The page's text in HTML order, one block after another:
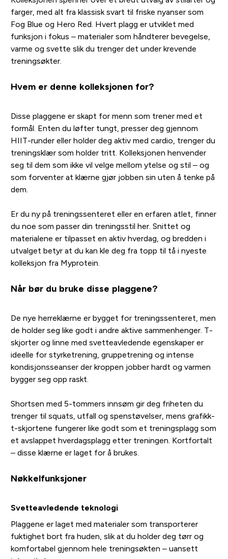
farger, med alt fra klassisk svart til friske nyanser som
Fog Blue og Hero Red. Hvert plagg er utviklet med
funksjon i fokus – materialer som håndterer bevegelse,
varme og svette slik du trenger det under krevende
treningsøkter.
Hvem er denne kolleksjonen for?
Disse plaggene er skapt for menn som trener med et
formål. Enten du løfter tungt, presser deg gjennom
HIIT-runder eller holder deg aktiv med cardio, trenger du
treningsklær som holder tritt. Kolleksjonen henvender
seg til dem som ikke vil velge mellom ytelse og stil – og
som forventer at klærne gjør jobben sin uten å tenke på
dem.
Er du ny på treningssenteret eller en erfaren atlet, finner
du noe som passer din treningsstil her. Snittet og
materialene er tilpasset en aktiv hverdag, og bredden i
utvalget betyr at du kan kle deg fra topp til tå i nyeste
kolleksjon fra Myprotein.
Når bør du bruke disse plaggene?
De nye herreklærne er bygget for treningssenteret, men
de holder seg like godt i andre aktive sammenhenger. T-
skjorter og linne med svetteavledende egenskaper er
ideelle for styrketrening, gruppetrening og intense
kondisjonsseanser der kroppen jobber hardt og varmen
bygger seg opp raskt.
Shortsen med 5-tommers innsøm gir deg friheten du
trenger til squats, utfall og spenstøvelser, mens grafikk-
t-skjortene fungerer like godt som et treningsplagg som
et avslappet hverdagsplagg etter treningen. Kortfortalt
– disse klærne er laget for å brukes.
Nøkkelfunksjoner
Svetteavledende teknologi
Plaggene er laget med materialer som transporterer
fuktighet bort fra huden, slik at du holder deg tørr og
komfortabel gjennom hele treningsøkten – uansett